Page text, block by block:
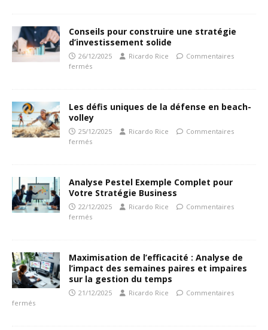
Conseils pour construire une stratégie
d’investissement solide
26/12/2025 Ricardo Rice
Commentaires
fermés
Les défis uniques de la défense en beach-
volley
25/12/2025 Ricardo Rice
Commentaires
fermés
Analyse Pestel Exemple Complet pour
Votre Stratégie Business
22/12/2025 Ricardo Rice
Commentaires
fermés
Maximisation de l’efficacité : Analyse de
l’impact des semaines paires et impaires
sur la gestion du temps
21/12/2025 Ricardo Rice
Commentaires
fermés